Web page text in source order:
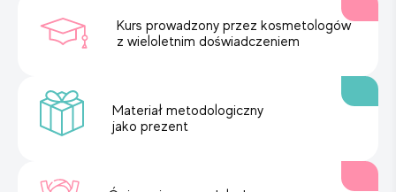
Kurs prowadzony przez kosmetologów
z wieloletnim doświadczeniem
Materiał metodologiczny
jako prezent